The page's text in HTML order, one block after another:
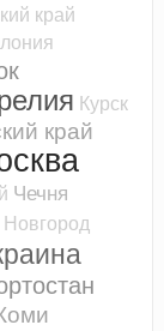
край
Курск
край
Чечня